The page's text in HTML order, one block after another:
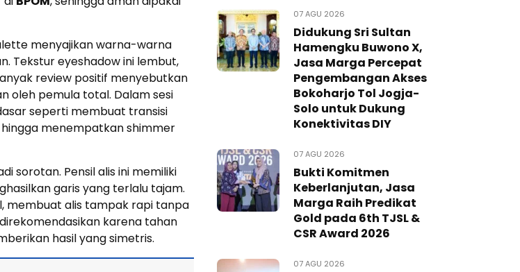
menyajikan warna-warna
Tekstur eyeshadow ini lembut,
review positif menyebutkan
oleh pemula total. Dalam sesi
seperti membuat transisi
menempatkan shimmer
sorotan. Pensil alis ini memiliki
garis yang terlalu tajam.
membuat alis tampak rapi tanpa
karena tahan
hasil yang simetris.
07 AGU 2026
Didukung Sri Sultan
Hamengku Buwono X,
Jasa Marga Percepat
Pengembangan Akses
Bokoharjo Tol Jogja-
Solo untuk Dukung
Konektivitas DIY
07 AGU 2026
Bukti Komitmen
Keberlanjutan, Jasa
Marga Raih Predikat
Gold pada 6th TJSL &
CSR Award 2026
07 AGU 2026